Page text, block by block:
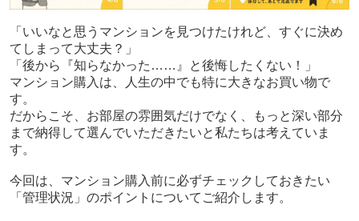
「いいなと思うマンションを見つけたけれど、すぐに決め
てしまって大丈夫？」
「後から『知らなかった……』と後悔したくない！」
マンション購入は、人生の中でも特に大きなお買い物で
す。
だからこそ、お部屋の雰囲気だけでなく、もっと深い部分
まで納得して選んでいただきたいと私たちは考えていま
す。
今回は、マンション購入前に必ずチェックしておきたい
「管理状況」のポイントについてご紹介します。